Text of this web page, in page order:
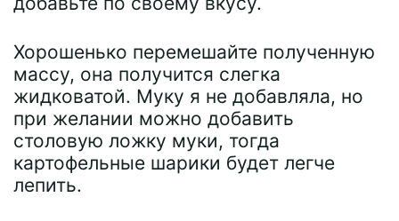
Хорошенько перемешайте полученную
массу, она получится слегка
жидковатой. Муку я не добавляла, но
при желании можно добавить
столовую ложку муки, тогда
картофельные шарики будет легче
лепить.